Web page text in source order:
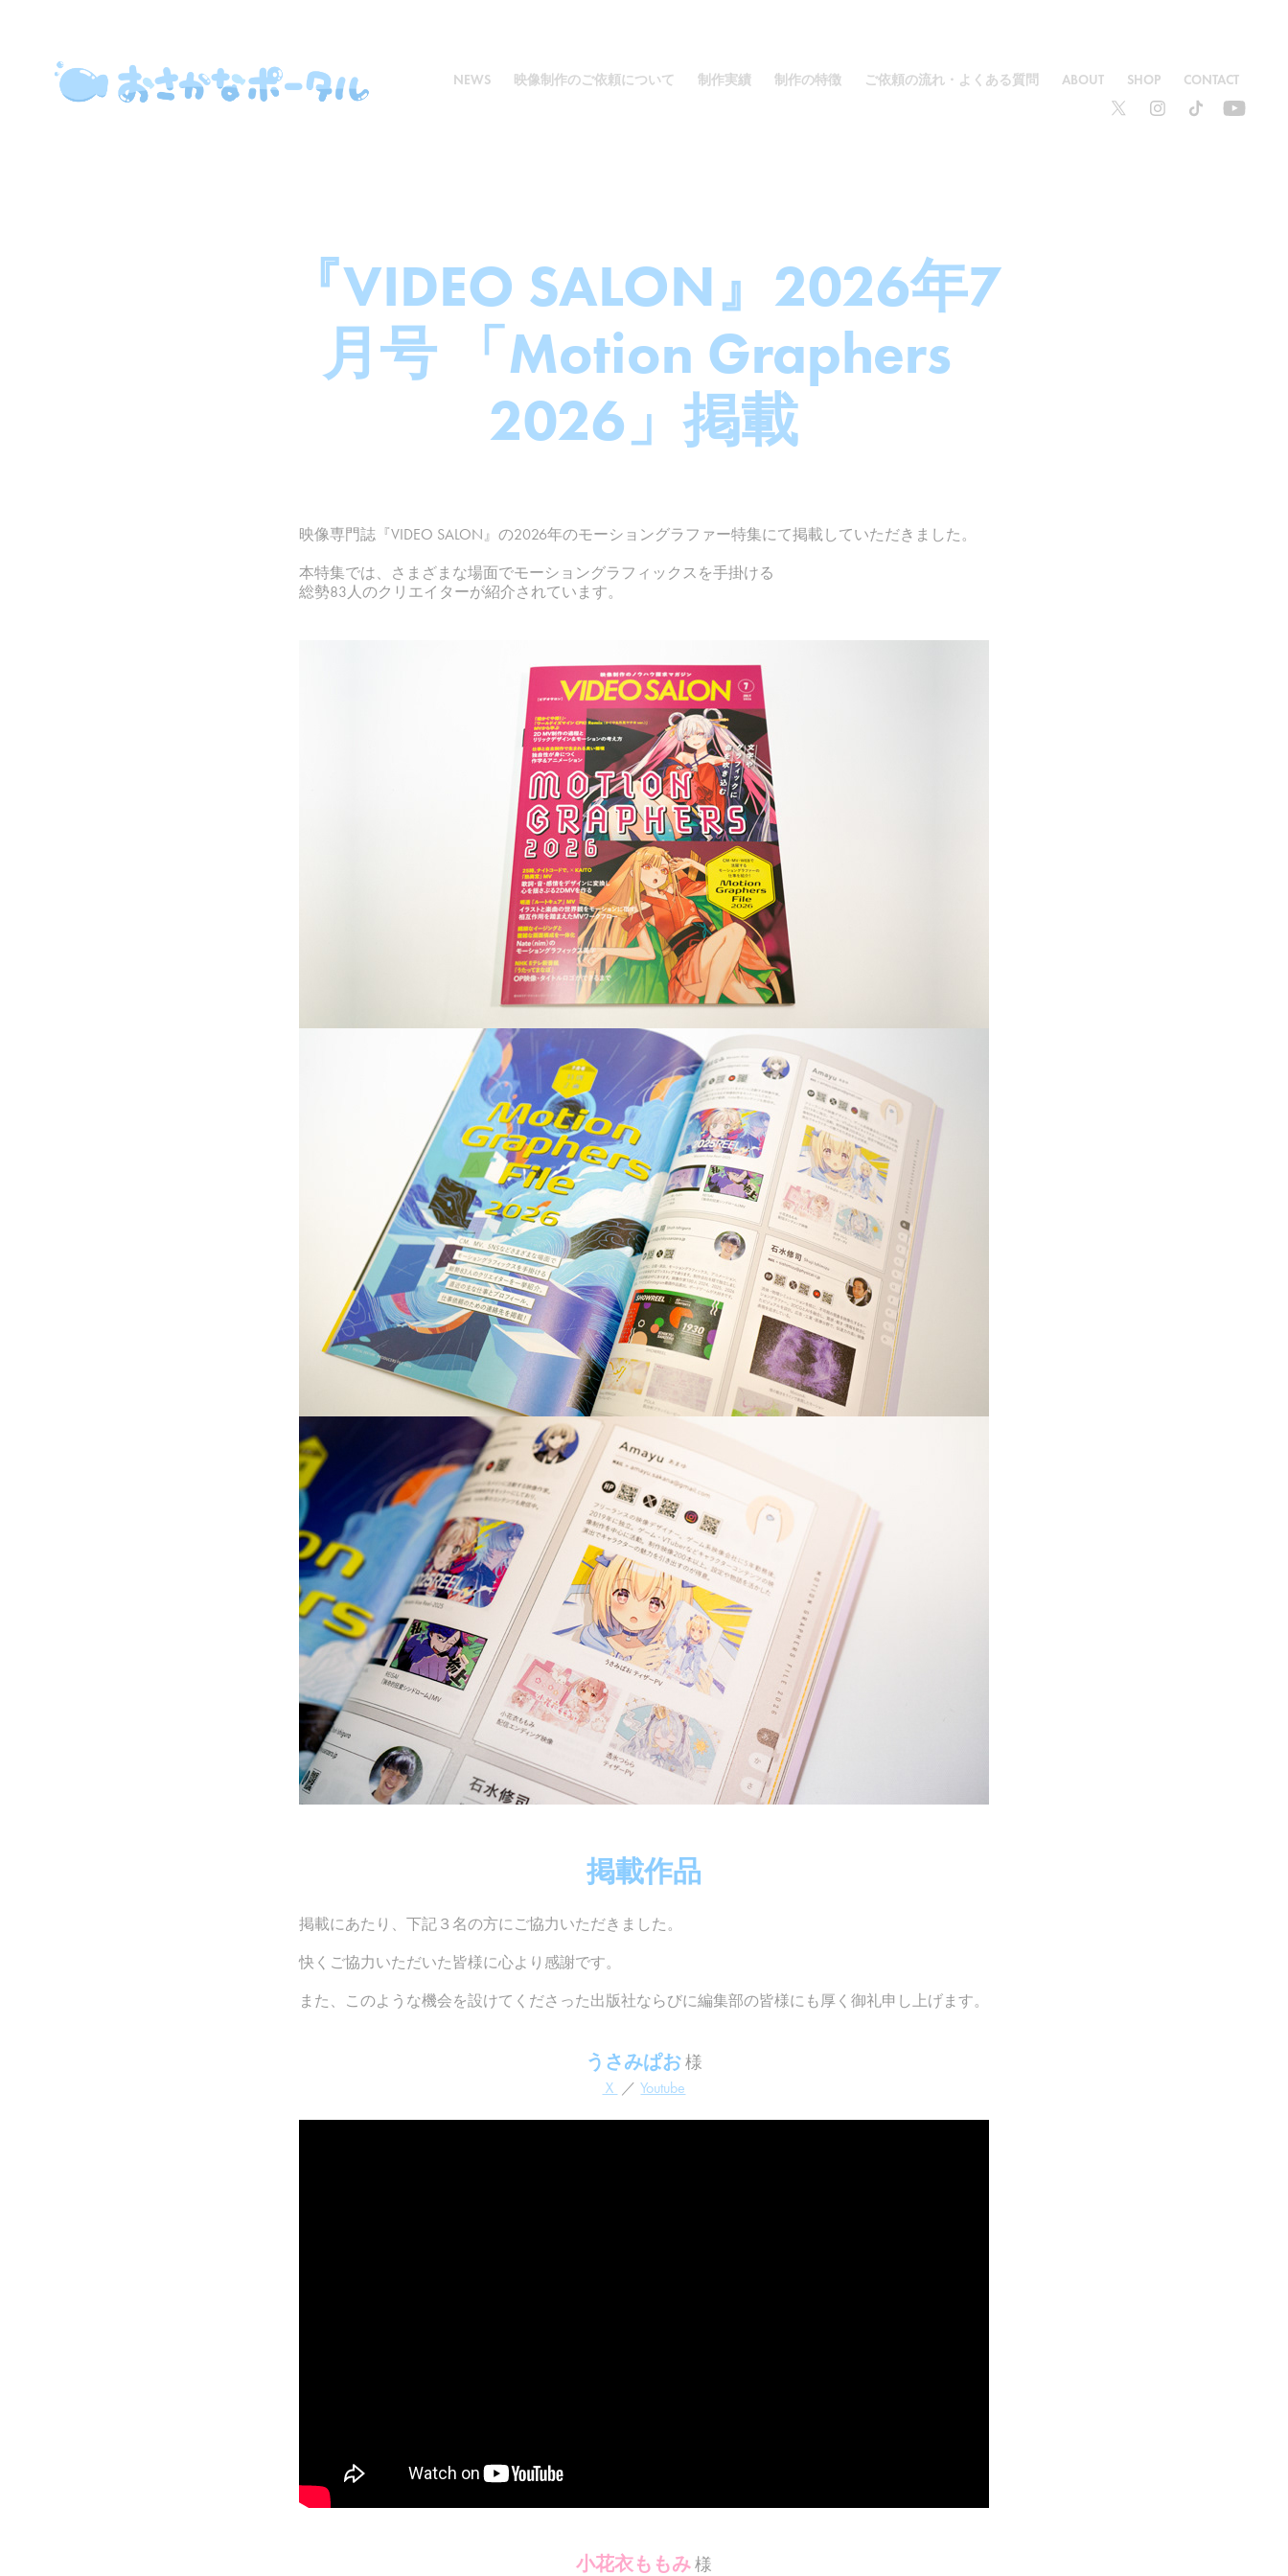
NEWS 映像制作のご依頼について 制作実績 制作の特徴 ご依頼の流れ・よくある質問 ABOUT SHOP CONTACT
『VIDEO SALON』2026年7
月号 「Motion Graphers
2026」掲載
映像専門誌『VIDEO SALON』の2026年のモーショングラファー特集にて掲載していただきました。
本特集では、さまざまな場面でモーショングラフィックスを手掛ける
総勢83人のクリエイターが紹介されています。
掲載作品
掲載にあたり、下記３名の方にご協力いただきました。
快くご協力いただいた皆様に心より感謝です。
また、このような機会を設けてくださった出版社ならびに編集部の皆様にも厚く御礼申し上げます。
うさみぱお様
Ｘ ／Youtube
小花衣ももみ様